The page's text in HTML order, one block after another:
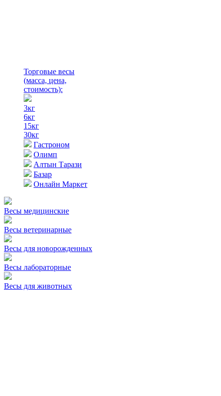
Торговые весы
(масса, цена,
стоимость):
3кг
6кг
15кг
30кг
Гастроном
Олимп
Алтын Тарази
Базар
Онлайн Маркет
Весы медицинские
Весы ветеринарные
Весы для новорожденных
Весы лабораторные
Весы для животных